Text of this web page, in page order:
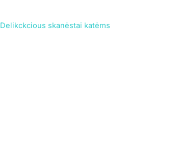
Delikckcious skanėstai katėms